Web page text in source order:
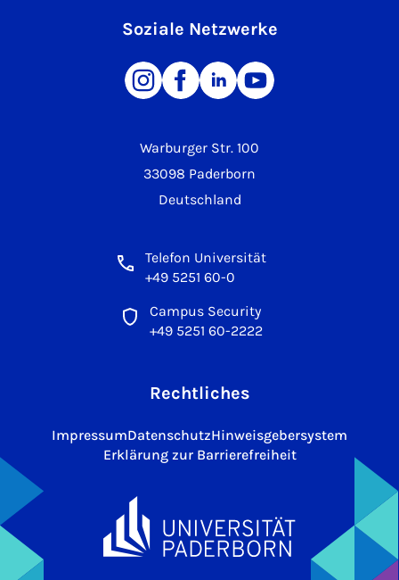
Warburger Str. 100
33098 Paderborn
Deutschland
Telefon Universität
+49 5251 60-0
Campus Security
+49 5251 60-2222
Soziale Netzwerke
Rechtliches
ImpressumDatenschutzHinweisgebersystem
Erklärung zur Barrierefreiheit